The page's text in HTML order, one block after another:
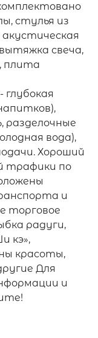
стулья из
свеча,
плита
разделочные
вода),
Хороший
трафики по
и
торговое
радуги,
кэ»,
красоты,
Для
и